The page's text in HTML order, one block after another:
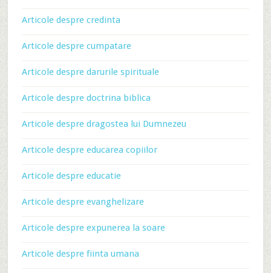
Articole despre credinta
Articole despre cumpatare
Articole despre darurile spirituale
Articole despre doctrina biblica
Articole despre dragostea lui Dumnezeu
Articole despre educarea copiilor
Articole despre educatie
Articole despre evanghelizare
Articole despre expunerea la soare
Articole despre fiinta umana